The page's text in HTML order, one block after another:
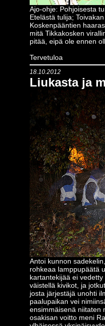
Ajo-ohje: Pohjoisesta
Etelästä tulija;
Koskenpääntien
mitä Tikkakosken
pitää, eipä ole ennen
Tervetuloa
18.10.2012
Liukasta ja
Antoi kunnon
rohkeaa lamppupäätä
kartantekijää ei
väistellä kivikot, ja
josta järjestäjä unohti
paalupaikan vei
ensimmäisenä niitaten
osakisan voitto meni